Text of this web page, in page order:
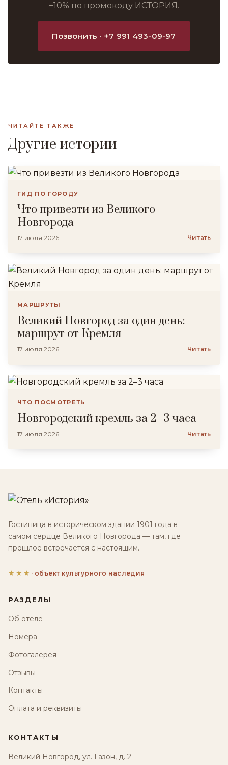
−10% по промокоду ИСТОРИЯ.
Позвонить · +7 991 493-09-97
ЧИТАЙТЕ ТАКЖЕ
Другие истории
ГИД ПО ГОРОДУ
Что привезти из Великого
Новгорода
17 июля 2026 Читать
МАРШРУТЫ
Великий Новгород за один день:
маршрут от Кремля
17 июля 2026 Читать
ЧТО ПОСМОТРЕТЬ
Новгородский кремль за 2–3 часа
17 июля 2026 Читать
Гостиница в историческом здании 1901 года в
самом сердце Великого Новгорода — там, где
прошлое встречается с настоящим.
★★★ · объект культурного наследия
РАЗДЕЛЫ
Об отеле
Номера
Фотогалерея
Отзывы
Контакты
Оплата и реквизиты
КОНТАКТЫ
Великий Новгород, ул. Газон, д. 2